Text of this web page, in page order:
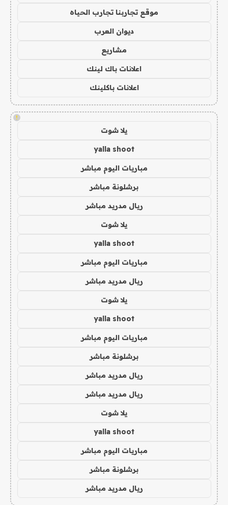
موقع تجاربنا تجارب الحياه
ديوان العرب
مشاريع
اعلانات باك لينك
اعلانات باكلينك
!
يلا شوت
yalla shoot
مباريات اليوم مباشر
برشلونة مباشر
ريال مدريد مباشر
يلا شوت
yalla shoot
مباريات اليوم مباشر
ريال مدريد مباشر
يلا شوت
yalla shoot
مباريات اليوم مباشر
برشلونة مباشر
ريال مدريد مباشر
ريال مدريد مباشر
يلا شوت
yalla shoot
مباريات اليوم مباشر
برشلونة مباشر
ريال مدريد مباشر